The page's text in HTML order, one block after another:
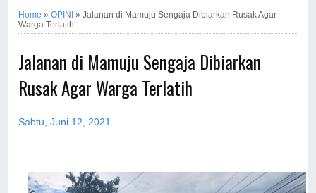
Home »OPINI »Jalanan di Mamuju Sengaja Dibiarkan Rusak Agar
Warga Terlatih
Jalanan di Mamuju Sengaja Dibiarkan
Rusak Agar Warga Terlatih
Sabtu, Juni 12, 2021